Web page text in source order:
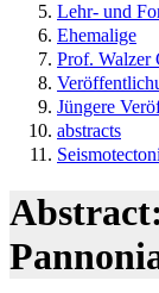
Lehr- und
Ehemalige
Prof. Walzer
Jüngere
abstracts